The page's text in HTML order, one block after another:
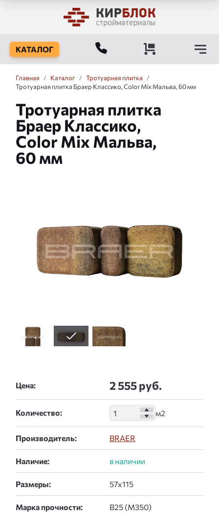
КАТАЛОГ
Главная / Каталог / Тротуарная плитка
/
Тротуарная плитка Браер Классико, Color Mix Мальва, 60 мм
Тротуарная плитка
Браер Классико,
Color Mix Мальва,
60 мм
Цена: 2 555 руб.
Количество:
Производитель: BRAER
Наличие:
Размеры:
Марка прочности: